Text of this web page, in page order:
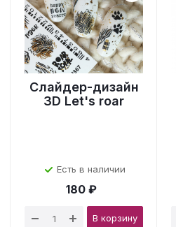
Слайдер-дизайн
3D Let's roar
Есть в наличии
180 ₽
В корзину